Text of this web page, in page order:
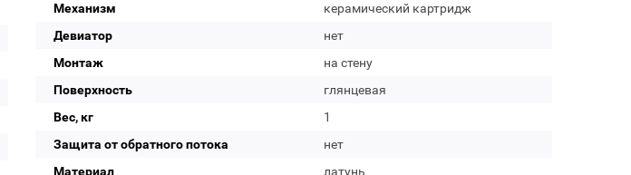
Механизм
керамический картридж
Девиатор
нет
Монтаж
на стену
Поверхность
глянцевая
Вес, кг
1
Защита от обратного потока
нет
Материал
латунь